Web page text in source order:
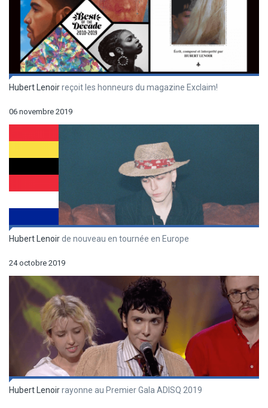
Hubert Lenoirreçoit les honneurs du magazine Exclaim!
06 novembre 2019
Hubert Lenoirde nouveau en tournée en Europe
24 octobre 2019
Hubert Lenoirrayonne au Premier Gala ADISQ 2019